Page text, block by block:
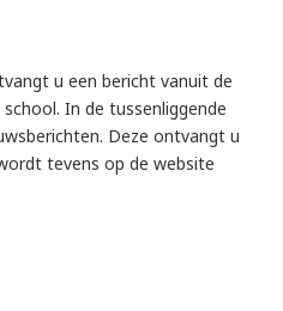
u een bericht vanuit de
In de tussenliggende
Deze ontvangt u
tevens op de website